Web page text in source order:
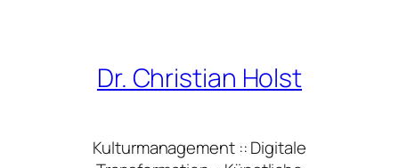
Dr. Christian Holst
Kulturmanagement :: Digitale